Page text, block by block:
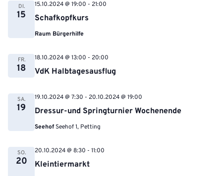
DI.
15 Schafkopfkurs
15.10.2024 @ 19:00 - 21:00
Raum Bürgerhilfe
FR.
18 VdK Halbtagesausflug
18.10.2024 @ 13:00 - 20:00
SA.
19 Dressur-und Springturnier Wochenende
19.10.2024 @ 7:30 - 20.10.2024 @ 19:00
SeehofSeehof 1, Petting
SO.
20 Kleintiermarkt
20.10.2024 @ 8:30 - 11:00